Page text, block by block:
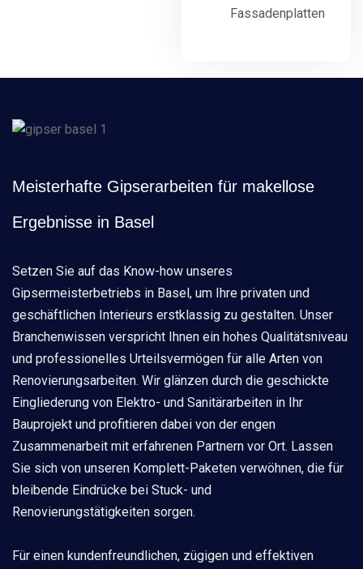
Fassadenplatten
Meisterhafte Gipserarbeiten für makellose
Ergebnisse in Basel
Setzen Sie auf das Know-how unseres
Gipsermeisterbetriebs in Basel, um Ihre privaten und
geschäftlichen Interieurs erstklassig zu gestalten. Unser
Branchenwissen verspricht Ihnen ein hohes Qualitätsniveau
und professionelles Urteilsvermögen für alle Arten von
Renovierungsarbeiten. Wir glänzen durch die geschickte
Eingliederung von Elektro- und Sanitärarbeiten in Ihr
Bauprojekt und profitieren dabei von der engen
Zusammenarbeit mit erfahrenen Partnern vor Ort. Lassen
Sie sich von unseren Komplett-Paketen verwöhnen, die für
bleibende Eindrücke bei Stuck- und
Renovierungstätigkeiten sorgen.
Für einen kundenfreundlichen, zügigen und effektiven